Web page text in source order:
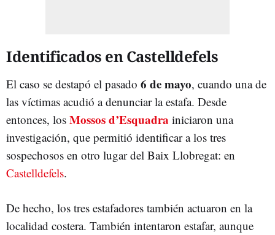
Identificados en Castelldefels
El caso se destapó el pasado 6 de mayo, cuando una de
las víctimas acudió a denunciar la estafa. Desde
entonces, los Mossos d’Esquadra iniciaron una
investigación, que permitió identificar a los tres
sospechosos en otro lugar del Baix Llobregat: en
Castelldefels.
De hecho, los tres estafadores también actuaron en la
localidad costera. También intentaron estafar, aunque